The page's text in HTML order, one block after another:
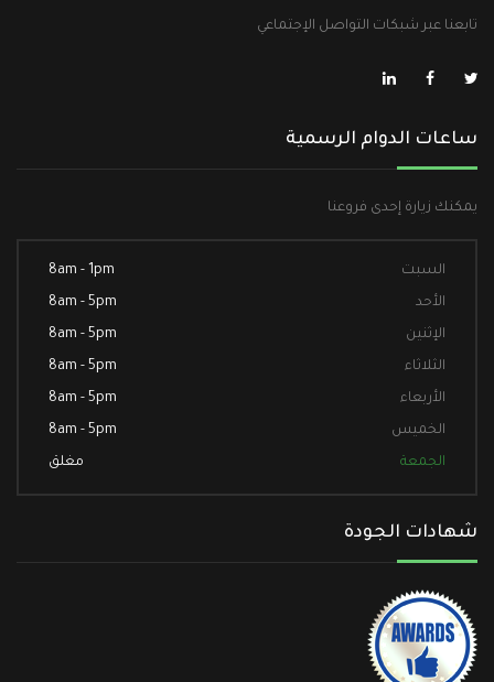
تابعنا عبر شبكات التواصل الإجتماعي
ساعات الدوام الرسمية
يمكنك زيارة إحدى فروعنا
السبت 8am - 1pm
الأحد 8am - 5pm
الإثنين 8am - 5pm
الثلاثاء 8am - 5pm
الأربعاء 8am - 5pm
الخميس 8am - 5pm
الجمعة مغلق
شهادات الجودة